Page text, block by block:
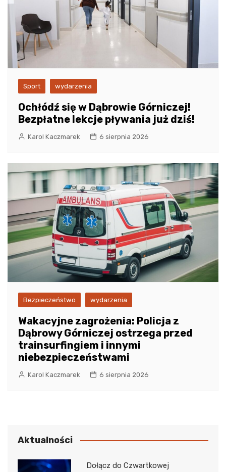
Sport wydarzenia
Ochłódź się w Dąbrowie Górniczej!
Bezpłatne lekcje pływania już dziś!
Karol Kaczmarek 6 sierpnia 2026
Bezpieczeństwo wydarzenia
Wakacyjne zagrożenia: Policja z
Dąbrowy Górniczej ostrzega przed
trainsurfingiem i innymi
niebezpieczeństwami
Karol Kaczmarek 6 sierpnia 2026
Aktualności
Dołącz do Czwartkowej